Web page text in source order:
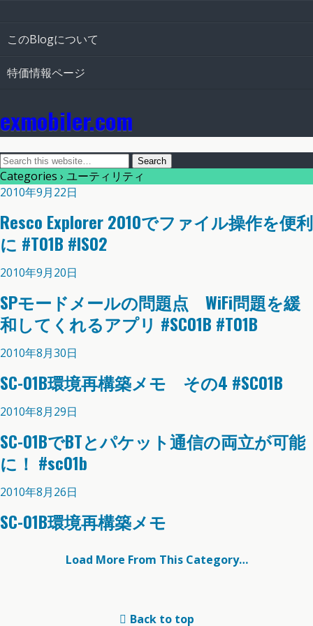
このBlogについて
特価情報ページ
exmobiler.com
Categories › ユーティリティ
2010年9月22日
Resco Explorer 2010でファイル操作を便利
に #T01B #IS02
2010年9月20日
SPモードメールの問題点 WiFi問題を緩
和してくれるアプリ #SC01B #T01B
2010年8月30日
SC-01B環境再構築メモ その4 #SC01B
2010年8月29日
SC-01BでBTとパケット通信の両立が可能
に！ #sc01b
2010年8月26日
SC-01B環境再構築メモ
Load More From This Category…
Back to top